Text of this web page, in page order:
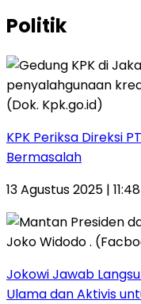
Politik
KPK Periksa Direksi
Bermasalah
13 Agustus 2025 |
Jokowi Jawab
Ulama dan Aktivis